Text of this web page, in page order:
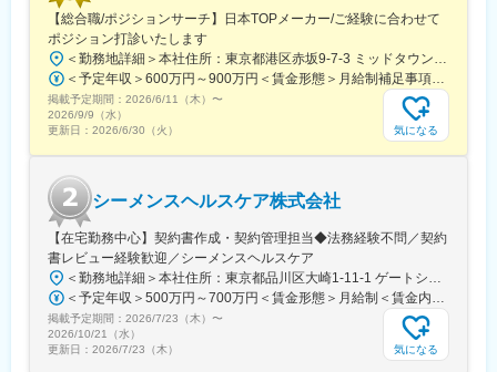
※駐在先候補：中国、インド、シンガポール、ベトナムなど
※駐在時期：適性や現赴任メンバーの状況にもよりますが、2～3
年後を予定
■組織構成
海外勤務：20～40代の6名／国内勤務：20～50代の7名
へ出社が可能です
■当社の特徴
＜多岐に渡る事業展開で安定性・将来性◎＞
印刷事業者1万社中トップ10の売上規模を誇り、医療機器、IT、自
動車関連、海外事業など多岐に展開。官公庁～大手企業まで広い
顧客と取引しており現在も記録紙シェアトップ級です。
＜常にチャレンジする会社＞
【総合職/ポジションサーチ】日本TOPメーカー/ご経験に合わせて
ポジション打診いたします
＜勤務地詳細＞本社住所：東京都港区赤坂9-7-3 ミッドタウン・ウェスト勤務地最寄駅：東京メトロ日比谷線／都営大江戸線／六本木駅受動喫煙対策：敷地内全面禁煙変更の範囲：会社の定める事業所（リモートワーク含む）
＜予定年収＞600万円～900万円＜賃金形態＞月給制補足事項なし＜賃金内訳＞月額（基本給）：300,000円～500,000円＜月給＞300,000円～500,000円＜昇給有無＞有＜残業手当＞有賃金はあくまでも目安の金額であり、選考を通じて上下する可能性があります。月給(月額)は固定手当を含めた表記です。
掲載予定期間： 2026/6/11（木） 〜
2026/9/9（水）
更新日： 2026/6/30（火） 気になる
シーメンスヘルスケア株式会社
【在宅勤務中心】契約書作成・契約管理担当◆法務経験不問／契約
書レビュー経験歓迎／シーメンスヘルスケア
＜勤務地詳細＞本社住所：東京都品川区大崎1-11-1 ゲートシティ大崎ウエストタワー勤務地最寄駅：JR線／大崎駅受動喫煙対策：屋内全面禁煙変更の範囲：会社の定める事業所（リモートワーク含む）
＜予定年収＞500万円～700万円＜賃金形態＞月給制＜賃金内訳＞月額（基本給）：250,000円～500,000円＜月給＞250,000円～500,000円＜昇給有無＞有＜残業手当＞有＜給与補足＞※給与詳細は経験・能力・前職給与等を踏まえて決定致します。■昇給：年1回（10月）■賞与：年2回（6月・12月）賃金はあくまでも目安の金額であり、選考を通じて上下する可能性があります。月給(月額)は固定手当を含めた表記です。
掲載予定期間： 2026/7/23（木） 〜
2026/10/21（水）
更新日： 2026/7/23（木） 気になる